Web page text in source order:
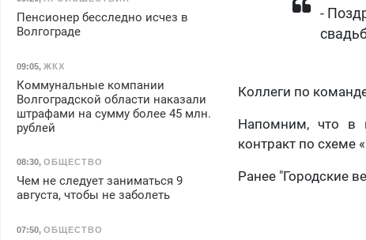
​-
Коллеги по
Напомним, что в
контракт по схеме
Ранее "Городские
Пенсионер бесследно исчез в
Волгограде
09:05, ЖКХ
Коммунальные компании
Волгоградской области наказали
штрафами на сумму более 45 млн.
рублей
08:30, ОБЩЕСТВО
Чем не следует заниматься 9
августа, чтобы не заболеть
07:50, ОБЩЕСТВО